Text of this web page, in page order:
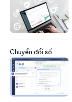
Chuyển đổi số